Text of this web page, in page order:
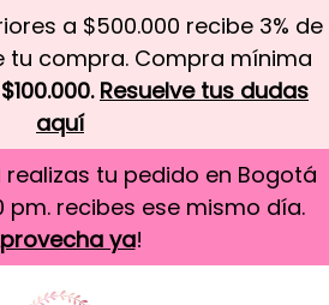
a $500.000 recibe 3% de
tu compra. Compra mínima
$100.000. Resuelve tus dudas
aquí
realizas tu pedido en Bogotá
pm. recibes ese mismo día.
ya!